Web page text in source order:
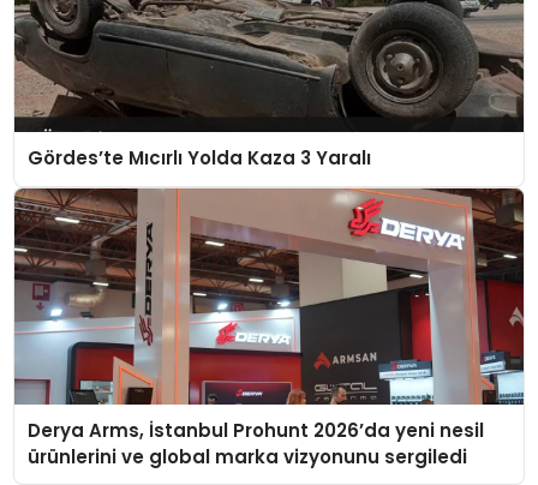
Gördes’te Mıcırlı Yolda Kaza 3 Yaralı
Derya Arms, İstanbul Prohunt 2026’da yeni nesil
ürünlerini ve global marka vizyonunu sergiledi